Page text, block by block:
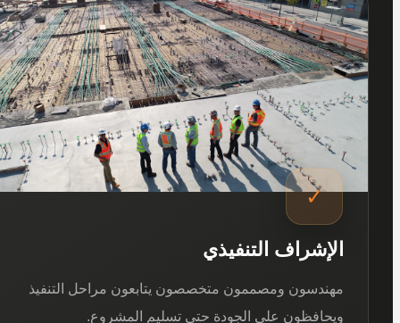
03
✓
الإشراف التنفيذي
مهندسون ومصممون متخصصون يتابعون مراحل التنفيذ
ويحافظون على الجودة حتى تسليم المشروع.